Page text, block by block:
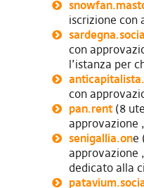
iscrizione con
con
l’istanza per
con
pan.rent(8
approvazione
senigallia.one
approvazione
dedicato alla